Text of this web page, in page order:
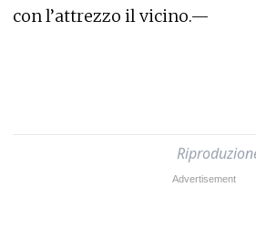
con l’attrezzo il vicino.—